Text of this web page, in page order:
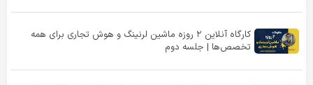
کارگاه آنلاین ۲ روزه ماشین لرنینگ و هوش تجاری برای همه
تخصص‌ها | جلسه دوم